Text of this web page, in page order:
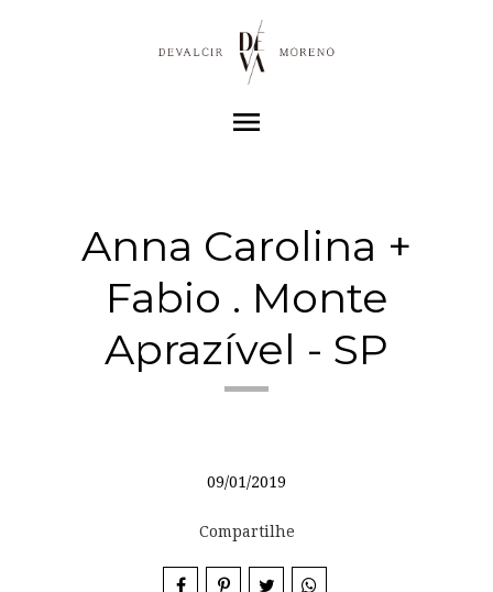
menu
Anna Carolina +
Fabio . Monte
Aprazível - SP
09/01/2019
Compartilhe